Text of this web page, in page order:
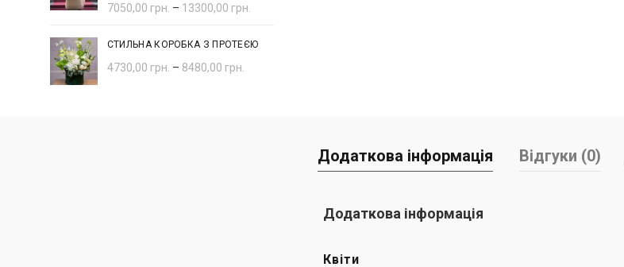
7050,00 грн. – 13300,00 грн.
СТИЛЬНА КОРОБКА З ПРОТЕЄЮ
4730,00 грн. – 8480,00 грн.
Додаткова інформація Відгуки (0)
Додаткова інформація
Квіти